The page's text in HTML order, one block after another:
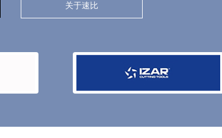
关于速比